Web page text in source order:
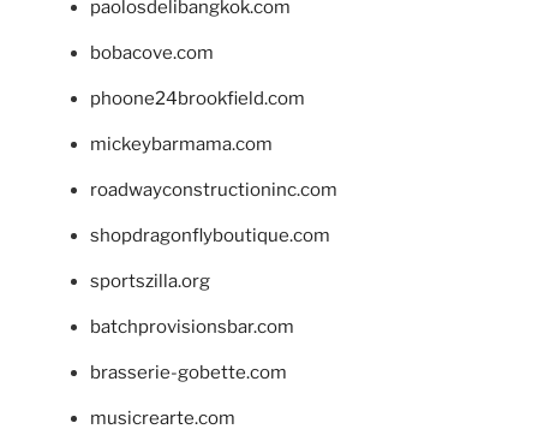
paolosdelibangkok.com
bobacove.com
phoone24brookfield.com
mickeybarmama.com
roadwayconstructioninc.com
shopdragonflyboutique.com
sportszilla.org
batchprovisionsbar.com
brasserie-gobette.com
musicrearte.com